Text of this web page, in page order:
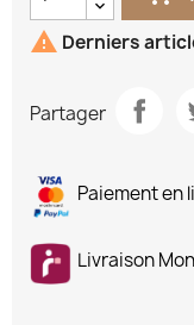
 Derniers
Partager
Paiement en
Livraison